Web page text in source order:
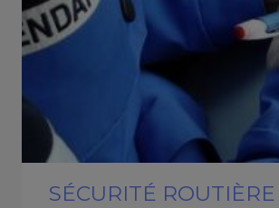
SÉCURITÉ ROUTIÈRE